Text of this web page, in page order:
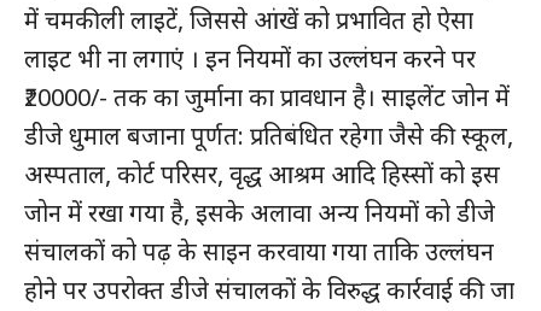
में चमकीली लाइटें, जिससे आंखें को प्रभावित हो ऐसा
लाइट भी ना लगाएं । इन नियमों का उल्लंघन करने पर
₹20000/- तक का जुर्माना का प्रावधान है। साइलेंट जोन में
डीजे धुमाल बजाना पूर्णत: प्रतिबंधित रहेगा जैसे की स्कूल,
अस्पताल, कोर्ट परिसर, वृद्ध आश्रम आदि हिस्सों को इस
जोन में रखा गया है, इसके अलावा अन्य नियमों को डीजे
संचालकों को पढ़ के साइन करवाया गया ताकि उल्लंघन
होने पर उपरोक्त डीजे संचालकों के विरुद्ध कार्रवाई की जा